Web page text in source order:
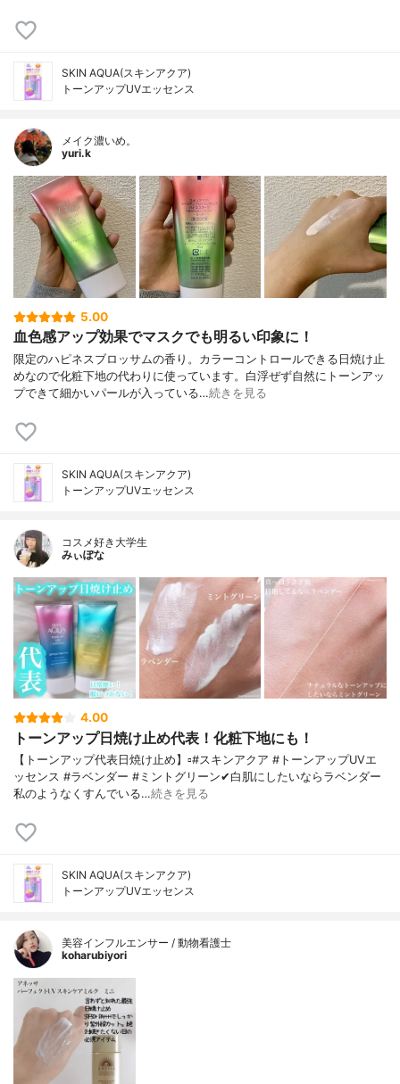
SKIN AQUA(スキンアクア)
トーンアップUVエッセンス
メイク濃いめ。
yuri.k
5.00
血色感アップ効果でマスクでも明るい印象に！
限定のハピネスブロッサムの香り。カラーコントロールできる日焼け止
めなので化粧下地の代わりに使っています。白浮ぜず自然にトーンアッ
プできて細かいパールが入っている…続きを見る
SKIN AQUA(スキンアクア)
トーンアップUVエッセンス
コスメ好き大学生
みぃぽな
4.00
トーンアップ日焼け止め代表！化粧下地にも！
【トーンアップ代表日焼け止め】▫️#スキンアクア #トーンアップUVエ
ッセンス #ラベンダー #ミントグリーン✔白肌にしたいならラベンダー
私のようなくすんでいる…続きを見る
SKIN AQUA(スキンアクア)
トーンアップUVエッセンス
美容インフルエンサー / 動物看護士
koharubiyori